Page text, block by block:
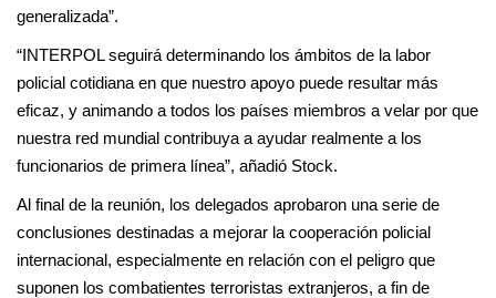
generalizada”.
“INTERPOL seguirá determinando los ámbitos de la labor
policial cotidiana en que nuestro apoyo puede resultar más
eficaz, y animando a todos los países miembros a velar por que
nuestra red mundial contribuya a ayudar realmente a los
funcionarios de primera línea”, añadió Stock.
Al final de la reunión, los delegados aprobaron una serie de
conclusiones destinadas a mejorar la cooperación policial
internacional, especialmente en relación con el peligro que
suponen los combatientes terroristas extranjeros, a fin de